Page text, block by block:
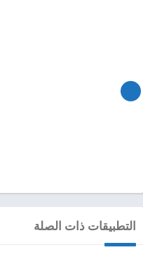
التطبيقات ذات الصلة